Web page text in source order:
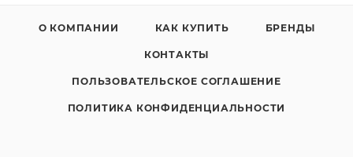
О КОМПАНИИ КАК КУПИТЬ БРЕНДЫ
КОНТАКТЫ
ПОЛЬЗОВАТЕЛЬСКОЕ СОГЛАШЕНИЕ
ПОЛИТИКА КОНФИДЕНЦИАЛЬНОСТИ